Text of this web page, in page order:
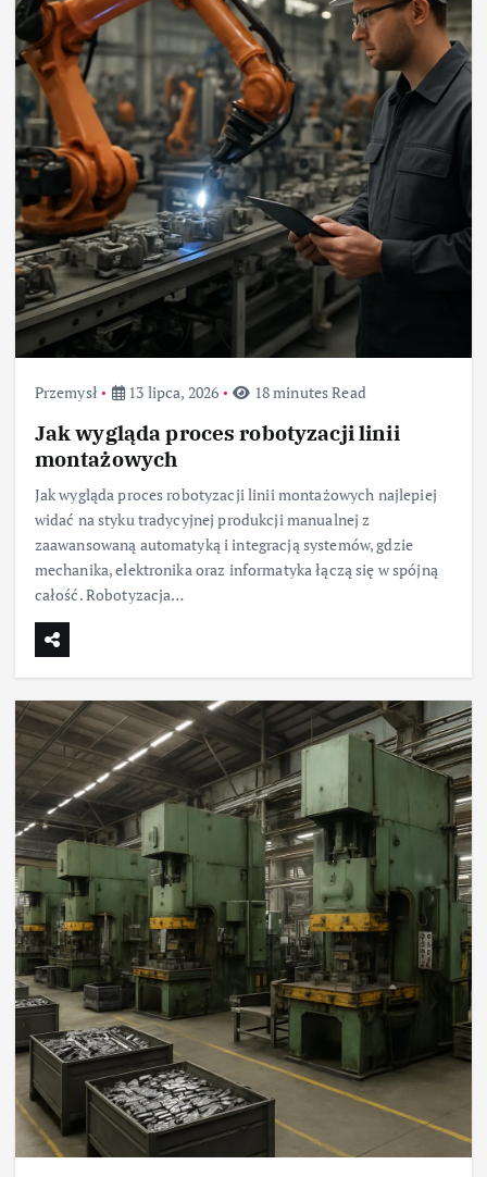
Przemysł 13 lipca, 2026 18 minutes Read
Jak wygląda proces robotyzacji linii
montażowych
Jak wygląda proces robotyzacji linii montażowych najlepiej
widać na styku tradycyjnej produkcji manualnej z
zaawansowaną automatyką i integracją systemów, gdzie
mechanika, elektronika oraz informatyka łączą się w spójną
całość. Robotyzacja…